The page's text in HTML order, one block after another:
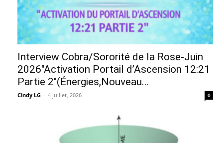
Interview Cobra/Sororité de la Rose-Juin
2026″Activation Portail d’Ascension 12:21
Partie 2″(Énergies,Nouveau...
Cindy LG - 4 juillet, 2026 0